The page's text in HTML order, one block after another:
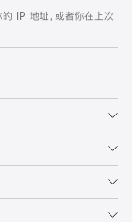
IP 地址，或者你在上次